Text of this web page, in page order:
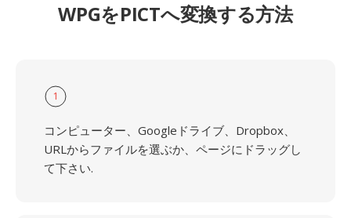
WPGをPICTへ変換する方法
1
コンピューター、Googleドライブ、Dropbox、
URLからファイルを選ぶか、ページにドラッグし
て下さい.